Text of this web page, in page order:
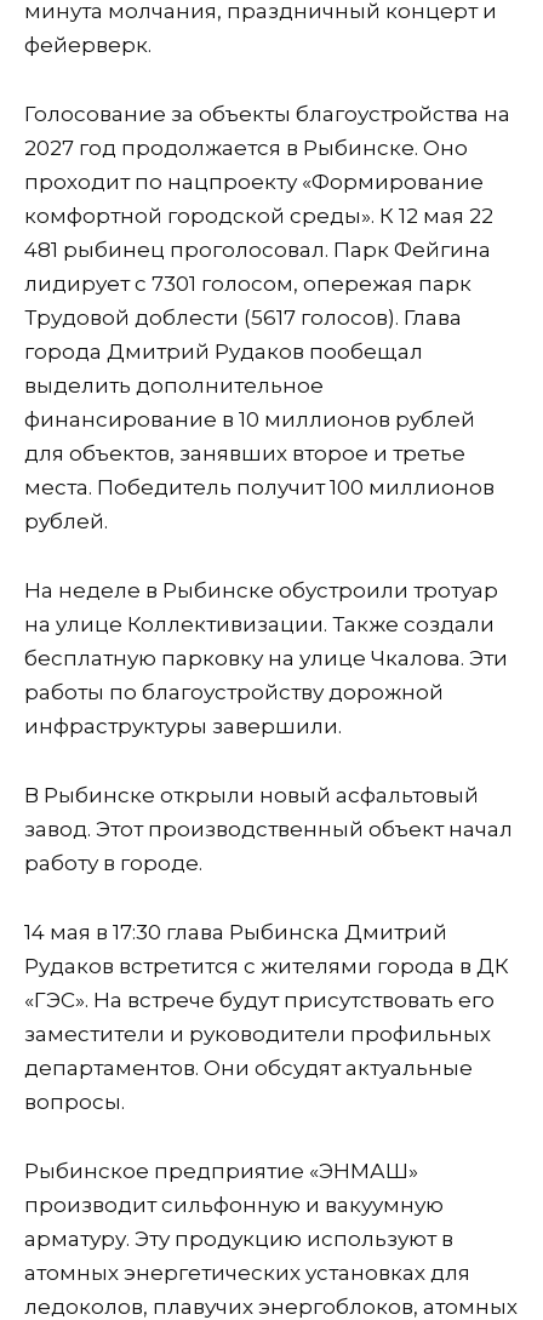
минута молчания, праздничный концерт и
фейерверк.
Голосование за объекты благоустройства на
2027 год продолжается в Рыбинске. Оно
проходит по нацпроекту «Формирование
комфортной городской среды». К 12 мая 22
481 рыбинец проголосовал. Парк Фейгина
лидирует с 7301 голосом, опережая парк
Трудовой доблести (5617 голосов). Глава
города Дмитрий Рудаков пообещал
выделить дополнительное
финансирование в 10 миллионов рублей
для объектов, занявших второе и третье
места. Победитель получит 100 миллионов
рублей.
На неделе в Рыбинске обустроили тротуар
на улице Коллективизации. Также создали
бесплатную парковку на улице Чкалова. Эти
работы по благоустройству дорожной
инфраструктуры завершили.
В Рыбинске открыли новый асфальтовый
завод. Этот производственный объект начал
работу в городе.
14 мая в 17:30 глава Рыбинска Дмитрий
Рудаков встретится с жителями города в ДК
«ГЭС». На встрече будут присутствовать его
заместители и руководители профильных
департаментов. Они обсудят актуальные
вопросы.
Рыбинское предприятие «ЭНМАШ»
производит сильфонную и вакуумную
арматуру. Эту продукцию используют в
атомных энергетических установках для
ледоколов, плавучих энергоблоков, атомных